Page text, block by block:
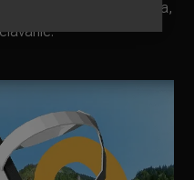
priestorov, produktov a,